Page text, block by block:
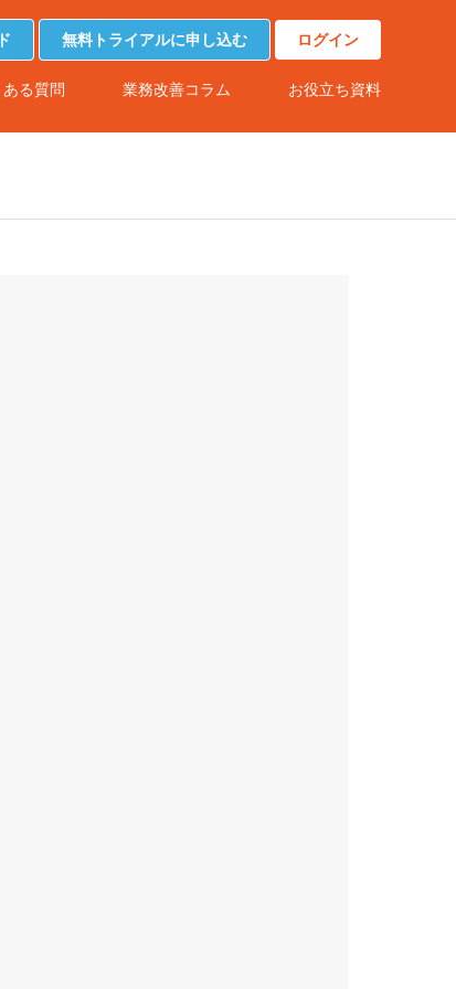
無料トライアルに申し込む ログイン
ある質問 業務改善コラム お役立ち資料